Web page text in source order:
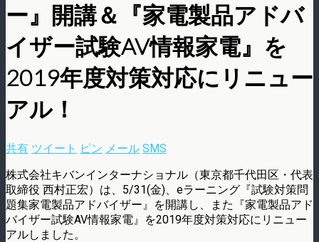
ー』開講＆『家電製品アドバ
イザー試験AV情報家電』を
2019年度対策対応にリニュー
アル！
共有 ツイート ピン メール SMS
株式会社キバンインターナショナル（東京都千代田区・代表
取締役 西村正宏）は、5/31(金)、eラーニング『試験対策問
題集家電製品アドバイザー』を開講し、また『家電製品アド
バイザー試験AV情報家電』を2019年度対策対応にリニュー
アルしました。